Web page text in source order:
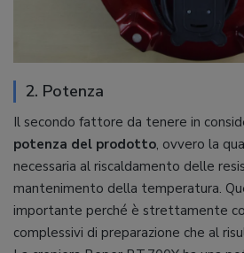
2. Potenza
Il secondo fattore da tenere in
potenza del prodotto, ovvero la
necessaria al riscaldamento delle
mantenimento della temperatura.
importante perché è strettamente
complessivi di preparazione che al